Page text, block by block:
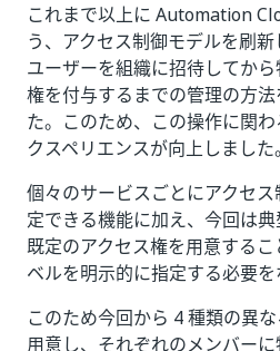
これまで以上に Automation
う、アクセス制御モデルを刷新
ユーザーを組織に招待してか
権を付与するまでの管理の方
た。このため、この操作に関
クスペリエンスが向上しました。
個々のサービスごとにアクセ
定できる機能に加え、今回は
既定のアクセス権を用意する
ベルを明示的に指定する必要を
このため今回から 4 種類の異
用意し、それぞれのメンバー